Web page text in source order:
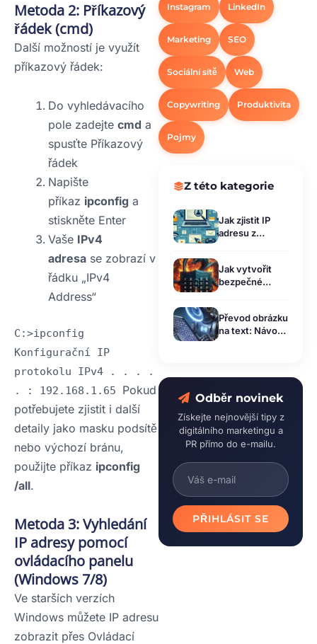
Metoda 2: Příkazový
řádek (cmd)
Další možností je využít
příkazový řádek:
Do vyhledávacího
pole zadejte cmd a
spusťte Příkazový
řádek
Napište
příkaz ipconfig a
stiskněte Enter
Vaše IPv4
adresa se zobrazí v
řádku „IPv4
Address“
C:>ipconfig
Konfigurační IP
protokolu IPv4 . . . .
. : 192.168.1.65 Pokud
potřebujete zjistit i další
detaily jako masku podsítě
nebo výchozí bránu,
použijte příkaz ipconfig
/all.
Metoda 3: Vyhledání
IP adresy pomocí
ovládacího panelu
(Windows 7/8)
Ve starších verzích
Windows můžete IP adresu
zobrazit přes Ovládací
Instagram LinkedIn
Marketing SEO
Sociální sítě Web
Copywriting Produktivita
Pojmy
Z této kategorie
Jak zjistit IP
adresu z
Seznam i
Outlook (2026)
Jak vytvořit
bezpečné
hesla a
zabezpečení
Převod obrázku
na text: Návod
Odběr novinek
Získejte nejnovější tipy z
digitálního marketingu a
PR přímo do e-mailu.
PŘIHLÁSIT SE